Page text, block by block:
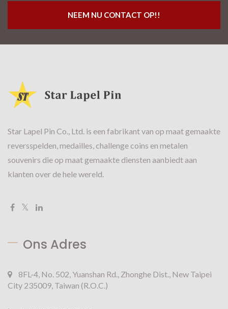
NEEM NU CONTACT OP!!
Star Lapel Pin Co., Ltd. is een fabrikant van op maat gemaakte
reversspelden, medailles, challenge coins en metalen
souvenirs die op maat gemaakte diensten aanbiedt aan
klanten over de hele wereld.
Ons Adres
8FL-4, No. 502, Yuanshan Rd., Zhonghe Dist., New Taipei
City 235009, Taiwan (R.O.C.)